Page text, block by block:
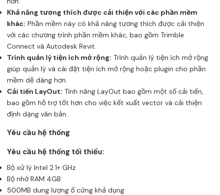
Khả năng tương thích được cải thiện với các phần mềm
khác: Phần mềm này có khả năng tương thích được cải thiện
với các chương trình phần mềm khác, bao gồm Trimble
Connect và Autodesk Revit.
Trình quản lý tiện ích mở rộng: Trình quản lý tiện ích mở rộng
giúp quản lý và cài đặt tiện ích mở rộng hoặc plugin cho phần
mềm dễ dàng hơn.
Cải tiến LayOut: Tính năng LayOut bao gồm một số cải tiến,
bao gồm hỗ trợ tốt hơn cho việc kết xuất vector và cải thiện
định dạng văn bản.
Yêu cầu hệ thống
Yêu cầu hệ thống tối thiểu:
Bộ xử lý Intel 2.1+ GHz
Bộ nhớ RAM 4GB
500MB dung lượng ổ cứng khả dụng